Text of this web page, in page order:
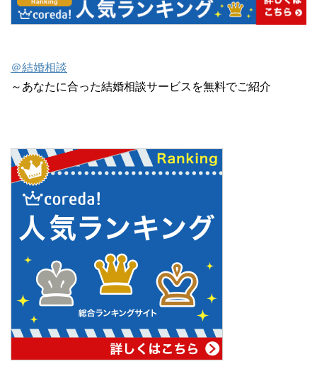
＠結婚相談
～あなたに合った結婚相談サービスを無料でご紹介